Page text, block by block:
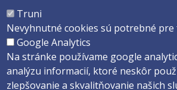
Vyhlásenie o prístupnosti
Copyright ©2026 Právnická fakulta · Trnavská
Created byActivIT s.r.o.
Truni
Nevyhnutné cookies sú potrebné
Google Analytics
Na stránke používame google
analýzu informacií, ktoré neskôr
zlepšovanie a skvalitňovanie našich